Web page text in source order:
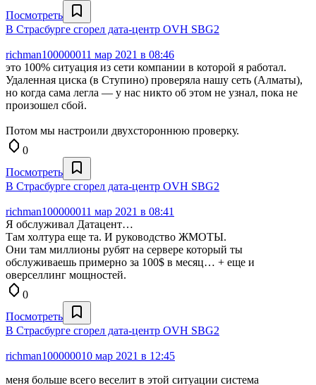
Посмотреть
В Страсбурге сгорел дата-центр OVH SBG2
richman100000011 мар 2021 в 08:46
это 100% ситуация из сети компании в которой я работал.
Удаленная циска (в Ступино) проверяла нашу сеть (Алматы),
но когда сама легла — у нас никто об этом не узнал, пока не
произошел сбой.
Потом мы настроили двухстороннюю проверку.
0
Посмотреть
В Страсбурге сгорел дата-центр OVH SBG2
richman100000011 мар 2021 в 08:41
Я обслуживал Датацент…
Там холтура еще та. И руководство ЖМОТЫ.
Они там миллионы рубят на сервере который ты
обслуживаешь примерно за 100$ в месяц… + еще и
оверселлинг мощностей.
0
Посмотреть
В Страсбурге сгорел дата-центр OVH SBG2
richman100000010 мар 2021 в 12:45
меня больше всего веселит в этой ситуации система